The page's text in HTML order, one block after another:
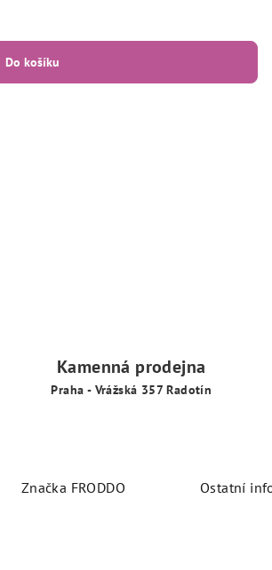
Do košíku
Kamenná prodejna
Praha - Vrážská 357 Radotín
Značka FRODDO Ostatní